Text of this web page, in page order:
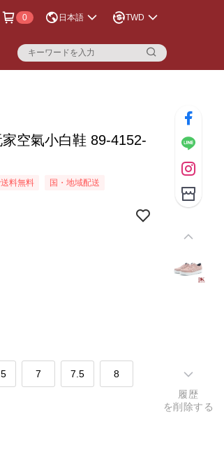
0 日本語 TWD
家空氣小白鞋 89-4152-
料無料 国・地域配送
7 7.5 8
履歴
を削除する